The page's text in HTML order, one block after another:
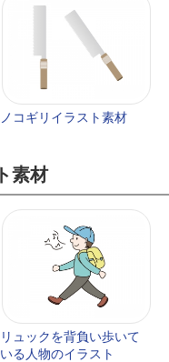
ノコギリイラスト素材
素材
リュックを背負い歩いて
いる人物のイラスト